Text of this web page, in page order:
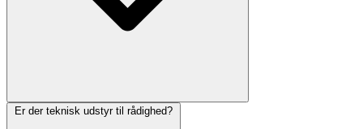
Er der teknisk udstyr til rådighed?